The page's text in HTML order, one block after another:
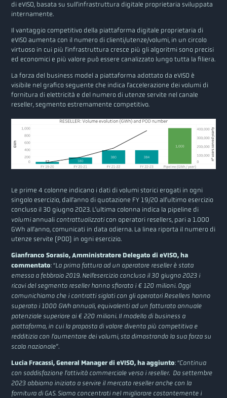
di eVISO, basata su sull’infrastruttura digitale proprietaria sviluppata
internamente.
Il vantaggio competitivo della piattaforma digitale proprietaria di
eVISO aumenta con il numero di clienti/utenze/volumi, in un circolo
virtuoso in cui più l’infrastruttura cresce più gli algoritmi sono precisi
ed economici e più valore può essere canalizzato lungo tutta la filiera.
La forza del business model a piattaforma adottato da eVISO è
visibile nel grafico seguente che indica l’accelerazione dei volumi di
fornitura di elettricità e del numero di utenze servite nel canale
reseller, segmento estremamente competitivo.
Le prime 4 colonne indicano i dati di volumi storici erogati in ogni
singolo esercizio, dall’anno di quotazione FY 19/20 all’ultimo esercizio
concluso il 30 giugno 2023. L’ultima colonna indica la pipeline di
volumiannuali contrattualizzaticon operatori resellers, pari a 1.000
GWh all’anno, comunicati in data odierna. La linea riporta il numero di
utenze servite (POD) in ogni esercizio.
Gianfranco Sorasio, Amministratore Delegato di eVISO, ha
commentato: “La prima fattura ad un operatore reseller è stata
emessa a febbraio 2019. Nell’esercizio concluso il 30 giugno 2023 i
ricavi del segmento reseller hanno sfiorato i € 120 milioni. Oggi
comunichiamo che i contratti siglati con gli operatori Resellers hanno
superato i 1000 GWh annuali, equivalenti ad un fatturato annuale
potenziale superiore ai € 220 milioni. Il modello di business a
piattaforma, in cui la proposta di valore diventa più competitiva e
redditizia con l’aumentare dei volumi, sta dimostrando la sua forza su
scala nazionale”.
Lucia Fracassi, General Manager di eVISO, ha aggiunto: “Continua
con soddisfazione l’attività commerciale verso i reseller. Da settembre
2023 abbiamo iniziato a servire il mercato reseller anche con la
fornitura di GAS. Siamo concentrati nel migliorare costantemente i